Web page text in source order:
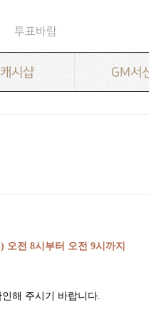
투표바람
캐시샵 GM서
) 오전 8시부터 오전 9시까지
해 주시기 바랍니다.